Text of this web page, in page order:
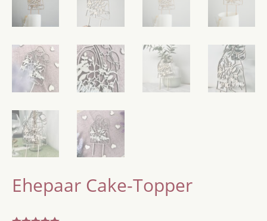
Ehepaar Cake-Topper